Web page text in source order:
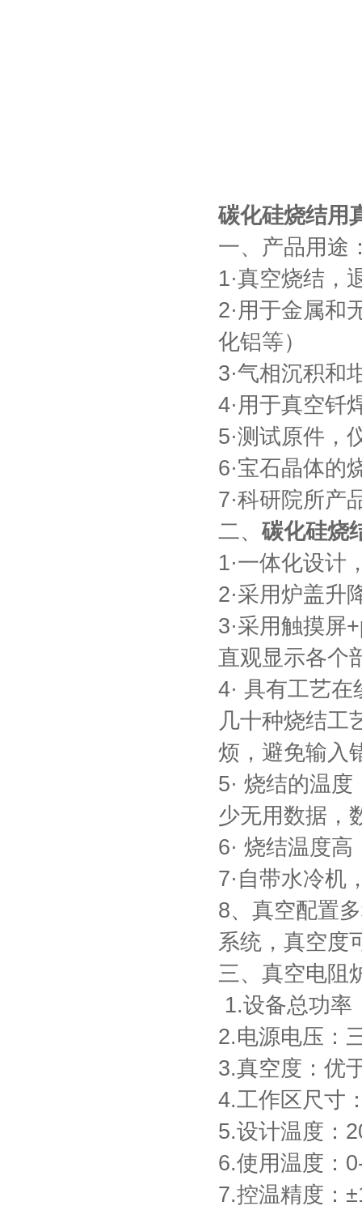
碳化硅烧结用
一、产品用途
1·真空烧结，
2·用于金属和
化铝等）
3·气相沉积和
4·用于真空钎
5·测试原件，
6·宝石晶体的
7·科研院所产
二、碳化硅烧
1·一体化设计
2·采用炉盖升
3·采用触摸屏
直观显示各个
4· 具有工艺
几十种烧结工
烦，避免输入
5· 烧结的温
少无用数据，
6· 烧结温度
7·自带水冷机
8、真空配置
系统，真空度
三、真空电阻
1.设备总功率
2.电源电压：
3.真空度：优
4.工作区尺寸
5.设计温度：
6.使用温度：
7.控温精度：